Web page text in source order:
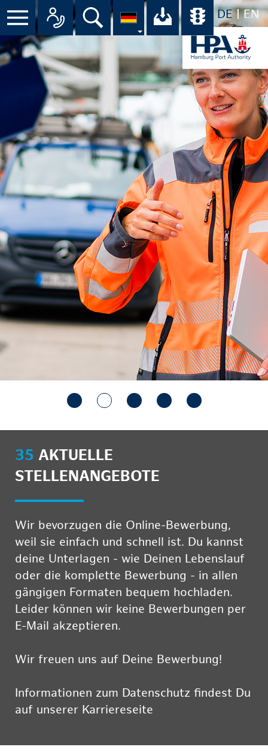
DE EN
Suche Ihr Download-
35 AKTUELLE
STELLENANGEBOTE
Wir bevorzugen die Online-Bewerbung,
weil sie einfach und schnell ist. Du kannst
deine Unterlagen - wie Deinen Lebenslauf
oder die komplette Bewerbung - in allen
gängigen Formaten bequem hochladen.
Leider können wir keine Bewerbungen per
E-Mail akzeptieren.
Wir freuen uns auf Deine Bewerbung!
Informationen zum Datenschutz findest Du
auf unserer Karriereseite